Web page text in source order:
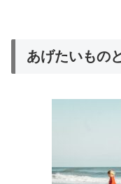
あげたいもの